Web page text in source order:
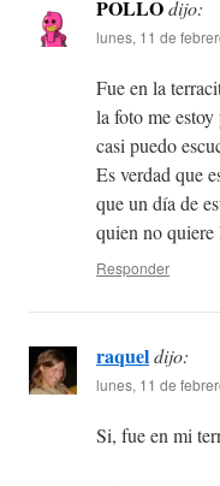
POLLOdijo:
lunes, 11 de
Fue en la
la foto me
casi puedo
Es verdad que
que un día de
quien no quiere
Responder
raqueldijo:
lunes, 11 de
Si, fue en mi